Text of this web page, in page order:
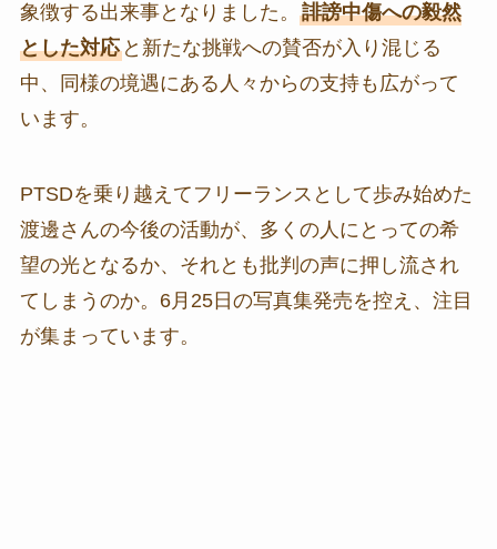
象徴する出来事となりました。 誹謗中傷への毅然
とした対応と新たな挑戦への賛否が入り混じる
中、同様の境遇にある人々からの支持も広がって
います。
PTSDを乗り越えてフリーランスとして歩み始めた
渡邊さんの今後の活動が、多くの人にとっての希
望の光となるか、それとも批判の声に押し流され
てしまうのか。6月25日の写真集発売を控え、注目
が集まっています。